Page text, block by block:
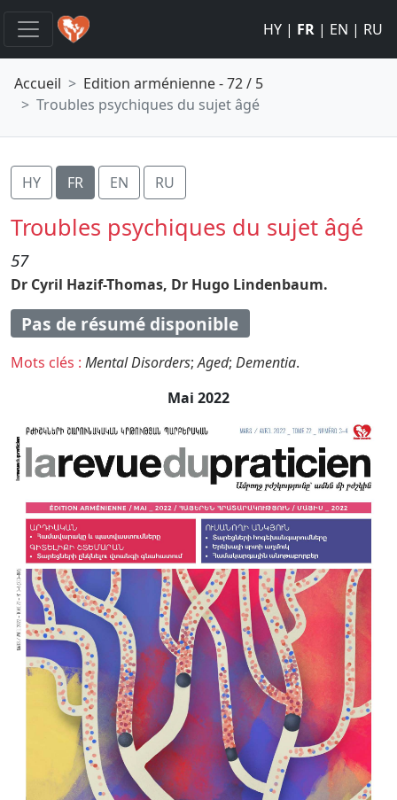
HY | FR | EN | RU
Accueil
Edition arménienne - 72 / 5
Troubles psychiques du sujet âgé
HY FR EN RU
Troubles psychiques du sujet âgé
57
Dr Cyril Hazif-Thomas, Dr Hugo Lindenbaum.
Pas de résumé disponible
Mots clés : Mental Disorders; Aged; Dementia.
Mai 2022